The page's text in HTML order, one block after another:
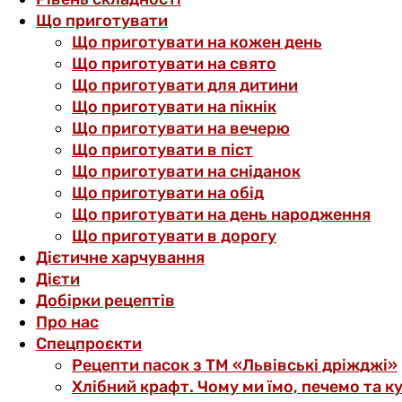
Що приготувати
Що приготувати на кожен день
Що приготувати на свято
Що приготувати для дитини
Що приготувати на пікнік
Що приготувати на вечерю
Що приготувати в піст
Що приготувати на сніданок
Що приготувати на обід
Що приготувати на день народження
Що приготувати в дорогу
Дієтичне харчування
Дієти
Добірки рецептів
Про нас
Спецпроєкти
Рецепти пасок з ТМ «Львівські дріжджі»
Хлібний крафт. Чому ми їмо, печемо та